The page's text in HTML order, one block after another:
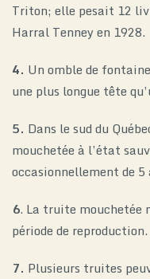
Triton; elle pesait 12
Harral Tenney en 1928.
4. Un omble de
une plus longue tête
5. Dans le sud du
mouchetée à l’état
occasionnellement de 5
6. La truite mouchetée
période de reproduction.
7. Plusieurs truites